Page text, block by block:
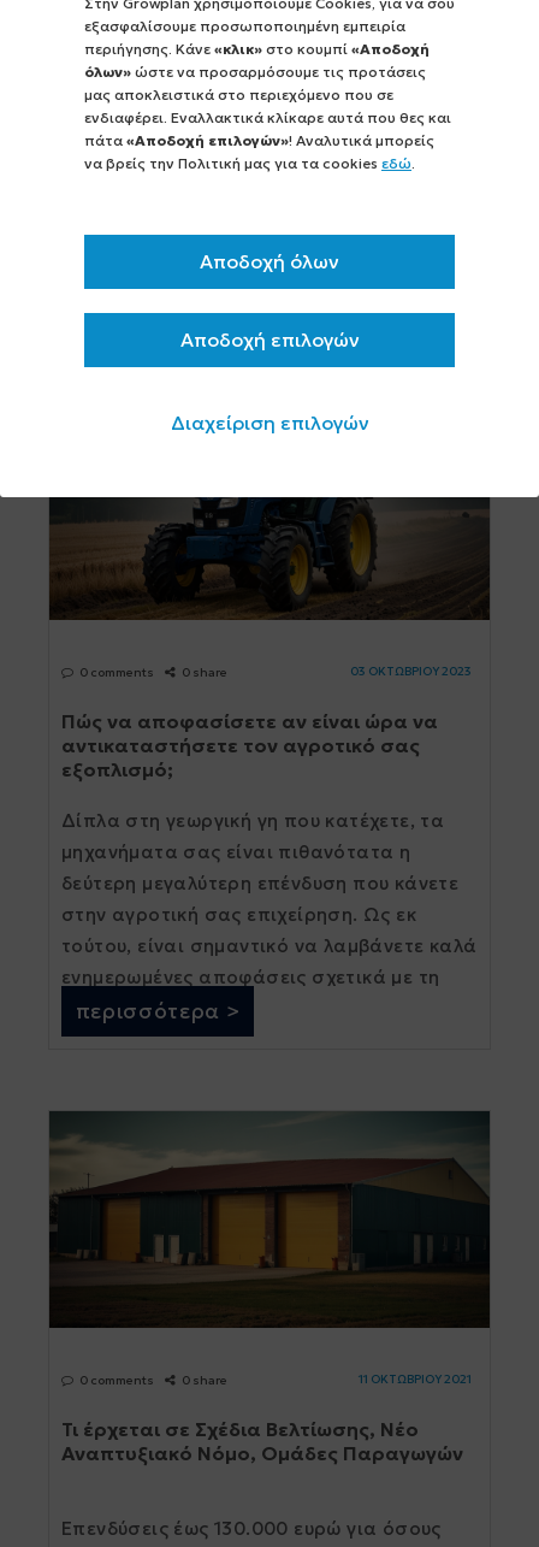
εξασφαλίσουμε προσωποποιημένη εμπειρία
περιήγησης. Κάνε «κλικ» στο κουμπί «Αποδοχή
όλων» ώστε να προσαρμόσουμε τις προτάσεις
μας αποκλειστικά στο περιεχόμενο που σε
ενδιαφέρει. Εναλλακτικά κλίκαρε αυτά που θες και
πάτα «Αποδοχή επιλογών»! Αναλυτικά μπορείς
να βρείς την Πολιτική μας για τα cookies εδώ.
Αποδοχή όλων
Αποδοχή επιλογών
Διαχείριση επιλογών
Υπάρχει ή πρόκειται να προκηρυχθεί
πρόγραμμα για να επιδοτηθώ αγορά
τρακτέρ μεγάλης ιπποδύναμης; Ποια η
αλήθεια;...
Συνεχώς και περισσότερες είνα οι ανάγκες
των αγροτών σχετικά με την αγορά
τρακτέρ μεγαλύτερης ιπποδύναμης.
επιδοτηθούν; [...]
0 comments 0 share 03 ΟΚΤΩΒΡΙΟΥ 2023
Πώς να αποφασίσετε αν είναι ώρα να
αντικαταστήσετε τον αγροτικό σας
εξοπλισμό;
Δίπλα στη γεωργική γη που κατέχετε, τα
μηχανήματα σας είναι πιθανότατα η
δεύτερη μεγαλύτερη επένδυση που κάνετε
στην αγροτική σας επιχείρηση. Ως εκ
τούτου, είναι σημαντικό να λαμβάνετε καλά
ενημερωμένες αποφάσεις σχετικά με τη
συντήρηση και τη διαχείρισή τους. Για να
[...]
περισσότερα >
0 comments 0 share 11 ΟΚΤΩΒΡΙΟΥ 2021
Τι έρχεται σε Σχέδια Βελτίωσης, Νέο
Αναπτυξιακό Νόμο, Ομάδες Παραγωγών
Επενδύσεις έως 130.000 ευρώ για όσους